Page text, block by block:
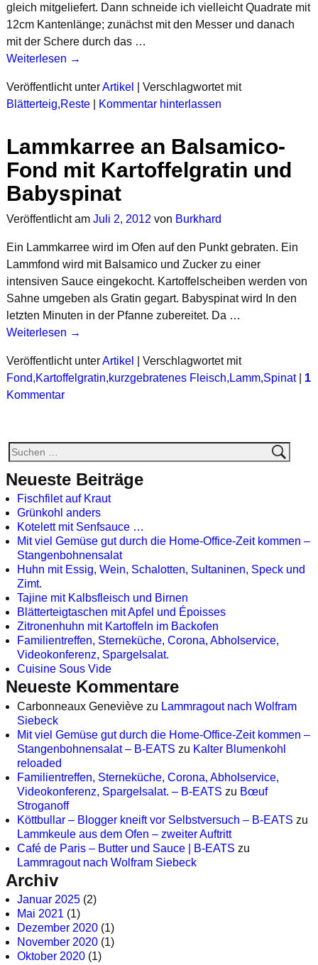
gleich mitgeliefert. Dann schneide ich vielleicht Quadrate mit
12cm Kantenlänge; zunächst mit den Messer und danach
mit der Schere durch das …
Weiterlesen →
Veröffentlicht unterArtikel
Verschlagwortet mit
Blätterteig,Reste| Kommentar hinterlassen
Lammkarree an Balsamico-
Fond mit Kartoffelgratin und
Babyspinat
Veröffentlicht am Juli 2, 2012 von Burkhard
Ein Lammkarree wird im Ofen auf den Punkt gebraten. Ein
Lammfond wird mit Balsamico und Zucker zu einer
intensiven Sauce eingekocht. Kartoffelscheiben werden von
Sahne umgeben als Gratin gegart. Babyspinat wird In den
letzten Minuten in der Pfanne zubereitet. Da …
Weiterlesen →
Veröffentlicht unterArtikel
Verschlagwortet mit
Fond,Kartoffelgratin,kurzgebratenes Fleisch, Lamm,Spinat| 1
Kommentar
Neueste Beiträge
Fischfilet auf Kraut
Grünkohl anders
Kotelett mit Senfsauce …
Mit viel Gemüse gut durch die Home-Office-Zeit kommen –
Stangenbohnensalat
Huhn mit Essig, Wein, Schalotten, Sultaninen, Speck und
Zimt.
Tajine mit Kalbsfleisch und Birnen
Blätterteigtaschen mit Apfel und Époisses
Zitronenhuhn mit Kartoffeln im Backofen
Familientreffen, Sterneküche, Corona, Abholservice,
Videokonferenz, Spargelsalat.
Cuisine Sous Vide
Neueste Kommentare
Carbonneaux Geneviève zu Lammragout nach Wolfram
Siebeck
Mit viel Gemüse gut durch die Home-Office-Zeit kommen –
Stangenbohnensalat – B-EATS zu Kalter Blumenkohl
reloaded
Familientreffen, Sterneküche, Corona, Abholservice,
Videokonferenz, Spargelsalat. – B-EATS zu Bœuf
Stroganoff
Köttbullar – Blogger kneift vor Selbstversuch – B-EATS zu
Lammkeule aus dem Ofen – zweiter Auftritt
Café de Paris – Butter und Sauce | B-EATS zu
Lammragout nach Wolfram Siebeck
Archiv
Januar 2025 (2)
Mai 2021 (1)
Dezember 2020 (1)
November 2020 (1)
Oktober 2020 (1)